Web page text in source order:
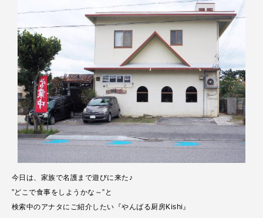
今日は、家族で名護まで遊びに来た♪
”どこで食事をしようかな～”と
検索中のアナタにご紹介したい『やんばる厨房Kishi』